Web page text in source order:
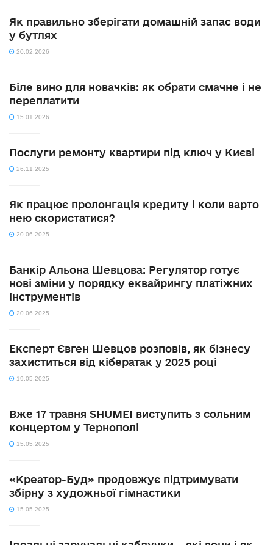
Як правильно зберігати домашній запас води
у бутлях
20.02.2026
Біле вино для новачків: як обрати смачне і не
переплатити
15.01.2026
Послуги ремонту квартири під ключ у Києві
26.11.2025
Як працює пролонгація кредиту і коли варто
нею скористатися?
20.06.2025
Банкір Альона Шевцова: Регулятор готує
нові зміни у порядку еквайрингу платіжних
інструментів
20.06.2025
Експерт Євген Шевцов розповів, як бізнесу
захиститься від кібератак у 2025 році
19.05.2025
Вже 17 травня SHUMEI виступить з сольним
концертом у Тернополі
15.05.2025
«Креатор-Буд» продовжує підтримувати
збірну з художньої гімнастики
15.05.2025